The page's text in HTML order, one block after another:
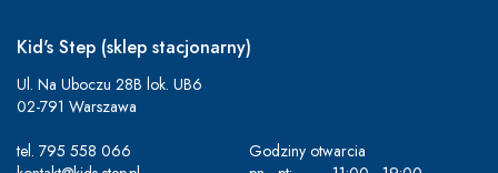
Kid's Step (sklep stacjonarny)
Ul. Na Uboczu 28B lok. UB6
02-791 Warszawa
tel. 795 558 066
Godziny otwarcia